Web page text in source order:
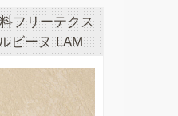
フリーテクス
ビーヌ LAM